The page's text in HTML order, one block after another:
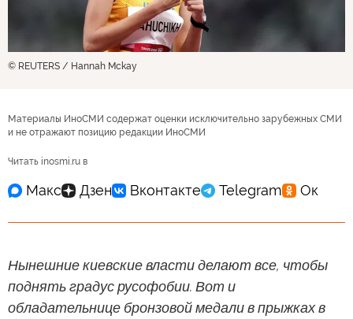
© REUTERS / Hannah Mckay
Материалы ИноСМИ содержат оценки исключительно зарубежных СМИ
и не отражают позицию редакции ИноСМИ
Читать inosmi.ru в
Нынешние киевские власти делают все, чтобы
поднять градус русофобии. Вот и
обладательнице бронзовой медали в прыжках в